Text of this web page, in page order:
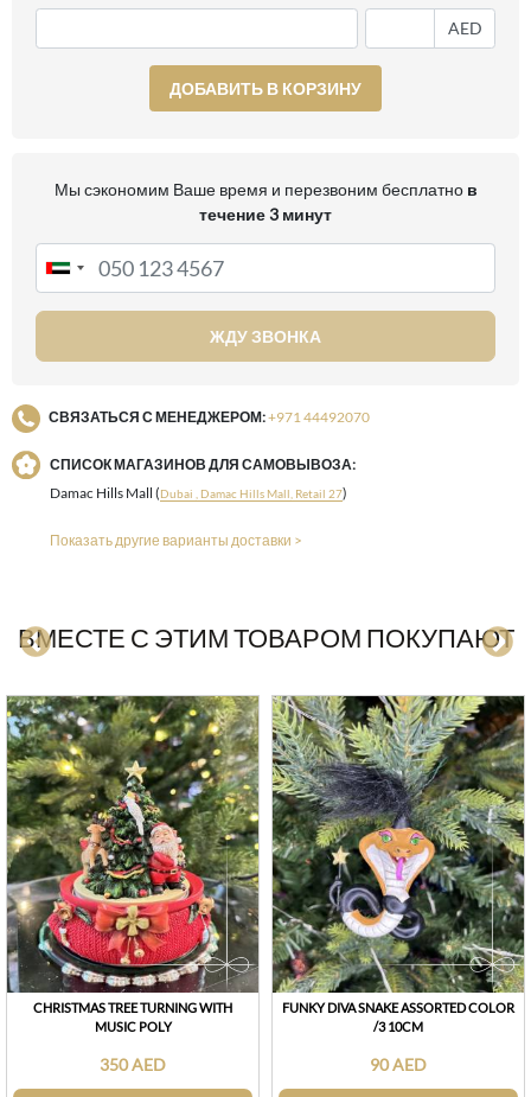
AED
ДОБАВИТЬ В КОРЗИНУ
Мы сэкономим Ваше время и перезвоним бесплатно в
течение 3 минут
ЖДУ ЗВОНКА
СВЯЗАТЬСЯ С МЕНЕДЖЕРОМ:+971 44492070
СПИСОК МАГАЗИНОВ ДЛЯ САМОВЫВОЗА:
Damac Hills Mall (Dubai , Damac Hills Mall, Retail 27)
Показать другие варианты доставки >
ВМЕСТЕ С ЭТИМ ТОВАРОМ ПОКУПАЮТ
CHRISTMAS TREE TURNING WITH
MUSIC POLY
350 AED
FUNKY DIVA SNAKE ASSORTED COLOR
/3 10CM
90 AED